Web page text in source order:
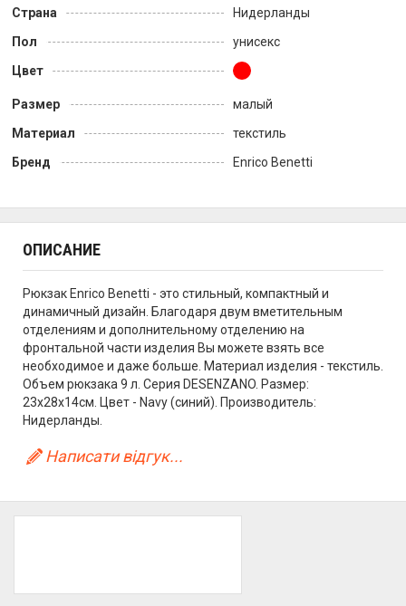
Страна
Нидерланды
Пол
унисекс
Цвет
Размер
малый
Материал
текстиль
Бренд
Enrico Benetti
ОПИСАНИЕ
Рюкзак Enrico Benetti - это стильный, компактный и
динамичный дизайн. Благодаря двум вметительным
отделениям и дополнительному отделению на
фронтальной части изделия Вы можете взять все
необходимое и даже больше. Материал изделия - текстиль.
Объем рюкзака 9 л. Серия DESENZANO. Размер:
23x28x14см. Цвет - Navy (синий). Производитель:
Нидерланды.
Написати відгук...